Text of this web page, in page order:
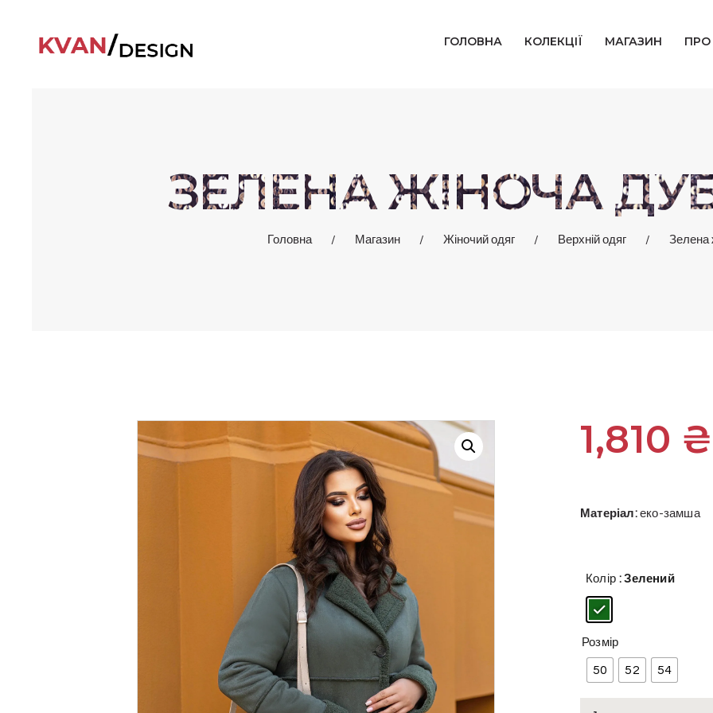
ГОЛОВНА КОЛЕКЦІЇ МАГАЗИН ПРО
ЗЕЛЕНА ЖІНОЧА
Головна Магазин Жіночий одяг Верхній одяг Зелена
ПРО НАС
БЛОГ
1,810 ₴
Матеріал:еко-замша
Колір : Зелений
Розмір
50 52 54